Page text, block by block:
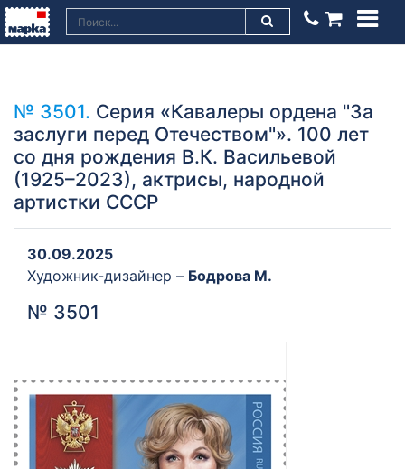
№ 3501. Серия «Кавалеры ордена "За
заслуги перед Отечеством"». 100 лет
со дня рождения В.К. Васильевой
(1925–2023), актрисы, народной
артистки СССР
30.09.2025
Художник-дизайнер – Бодрова М.
№ 3501